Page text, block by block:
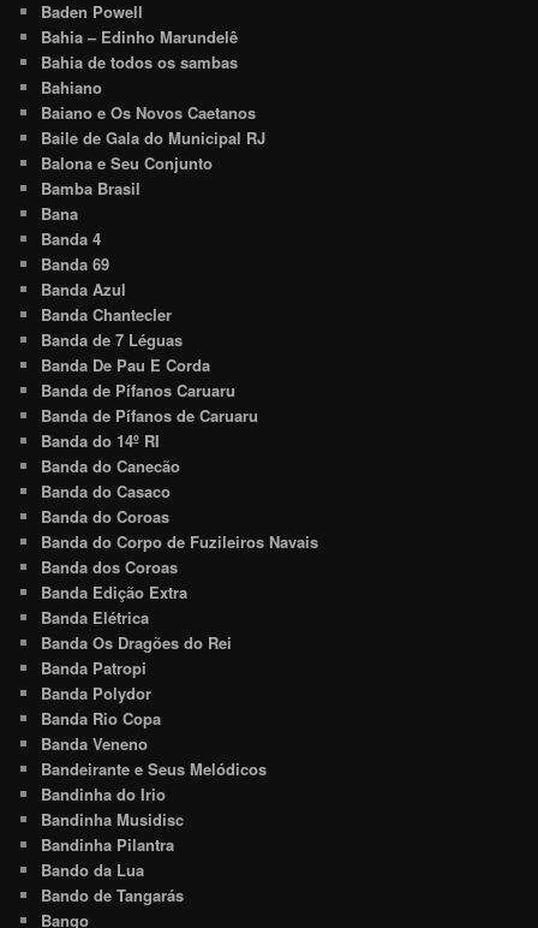
Baden Powell
Bahia – Edinho Marundelê
Bahia de todos os sambas
Bahiano
Baiano e Os Novos Caetanos
Baile de Gala do Municipal RJ
Balona e Seu Conjunto
Bamba Brasil
Bana
Banda 4
Banda 69
Banda Azul
Banda Chantecler
Banda de 7 Léguas
Banda De Pau E Corda
Banda de Pífanos Caruaru
Banda de Pífanos de Caruaru
Banda do 14º RI
Banda do Canecão
Banda do Casaco
Banda do Coroas
Banda do Corpo de Fuzileiros Navais
Banda dos Coroas
Banda Edição Extra
Banda Elétrica
Banda Os Dragões do Rei
Banda Patropi
Banda Polydor
Banda Rio Copa
Banda Veneno
Bandeirante e Seus Melódicos
Bandinha do Irio
Bandinha Musidisc
Bandinha Pilantra
Bando da Lua
Bando de Tangarás
Bango